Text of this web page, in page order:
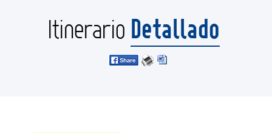
Itinerario Detallado